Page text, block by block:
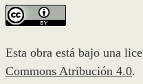
Esta obra está bajo una
Commons Atribución 4.0.